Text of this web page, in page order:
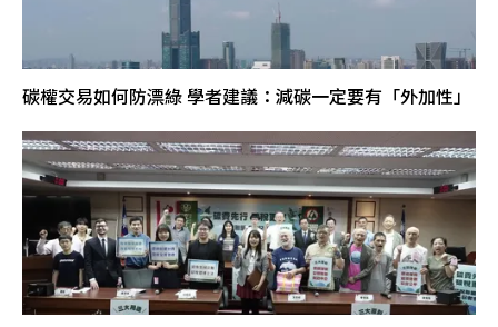
碳權交易如何防漂綠 學者建議：減碳一定要有「外加性」